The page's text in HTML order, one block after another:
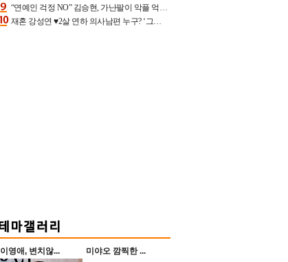
“연예인 걱정 NO” 김승현, 가난팔이 악플 억울할만‥아내+딸과 日 여행
재혼 강성연 ♥2살 연하 의사남편 누구? ‘그알’ 자문의에 훈남 비주얼 초엘리트 스펙 [종합]
이영애, 변치않... 미야오 깜찍한 ...